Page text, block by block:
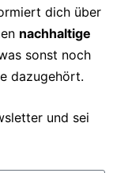
dich über
nachhaltige
sonst noch
dazugehört.
und sei